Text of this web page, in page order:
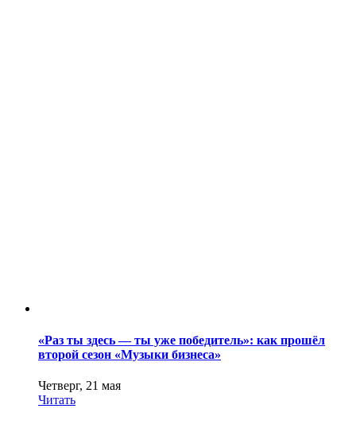
«Раз ты здесь — ты уже победитель»: как прошёл
второй сезон «Музыки бизнеса»
Четверг, 21 мая
Читать